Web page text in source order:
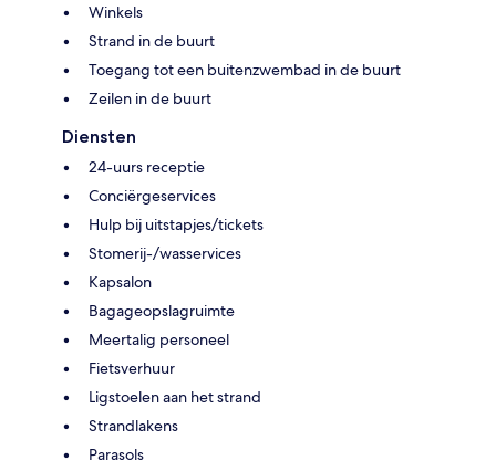
Winkels
Strand in de buurt
Toegang tot een buitenzwembad in de buurt
Zeilen in de buurt
Diensten
24-uurs receptie
Conciërgeservices
Hulp bij uitstapjes/tickets
Stomerij-/wasservices
Kapsalon
Bagageopslagruimte
Meertalig personeel
Fietsverhuur
Ligstoelen aan het strand
Strandlakens
Parasols